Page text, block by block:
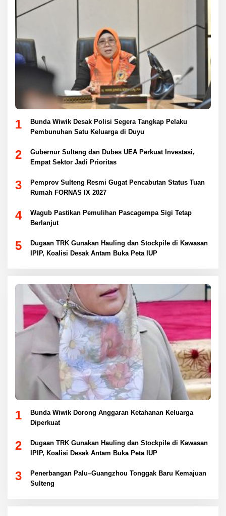
1
Bunda Wiwik Desak Polisi Segera Tangkap Pelaku
Pembunuhan Satu Keluarga di Duyu
2
Gubernur Sulteng dan Dubes UEA Perkuat Investasi,
Empat Sektor Jadi Prioritas
3
Pemprov Sulteng Resmi Gugat Pencabutan Status Tuan
Rumah FORNAS IX 2027
4
Wagub Pastikan Pemulihan Pascagempa Sigi Tetap
Berlanjut
5
Dugaan TRK Gunakan Hauling dan Stockpile di Kawasan
IPIP, Koalisi Desak Antam Buka Peta IUP
1
Bunda Wiwik Dorong Anggaran Ketahanan Keluarga
Diperkuat
2
Dugaan TRK Gunakan Hauling dan Stockpile di Kawasan
IPIP, Koalisi Desak Antam Buka Peta IUP
3
Penerbangan Palu–Guangzhou Tonggak Baru Kemajuan
Sulteng